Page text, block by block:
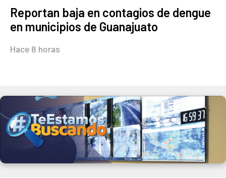
Reportan baja en contagios de dengue
en municipios de Guanajuato
Hace 8 horas